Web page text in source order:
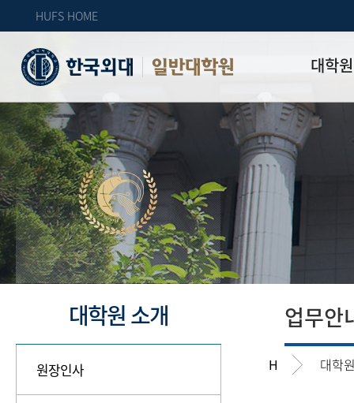
HUFS HOME
일반대학원 대학
원장인사
연혁
주임교수 연
자체 평가
대학원 소개
원장인사 H 대학
업무안